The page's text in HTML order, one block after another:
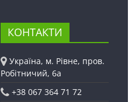
КОНТАКТИ
Україна, м. Рівне, пров.
Робітничий, 6а
+38 067 364 71 72